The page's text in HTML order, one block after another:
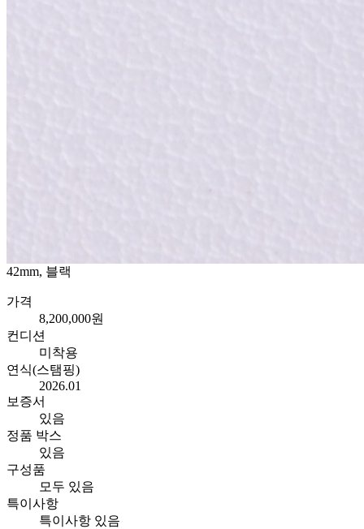
42mm, 블랙
가격
8,200,000원
컨디션
미착용
연식(스탬핑)
2026.01
보증서
있음
정품 박스
있음
구성품
모두 있음
특이사항
특이사항 있음